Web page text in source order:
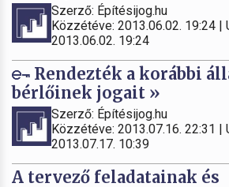
Szerző: Építésijog.hu
Közzétéve: 2013.06.02. 19:24
2013.06.02. 19:24
Rendezték a korábbi
bérlőinek jogait »
Szerző: Építésijog.hu
Közzétéve: 2013.07.16. 22:31
2013.07.17. 10:39
A tervező feladatainak és